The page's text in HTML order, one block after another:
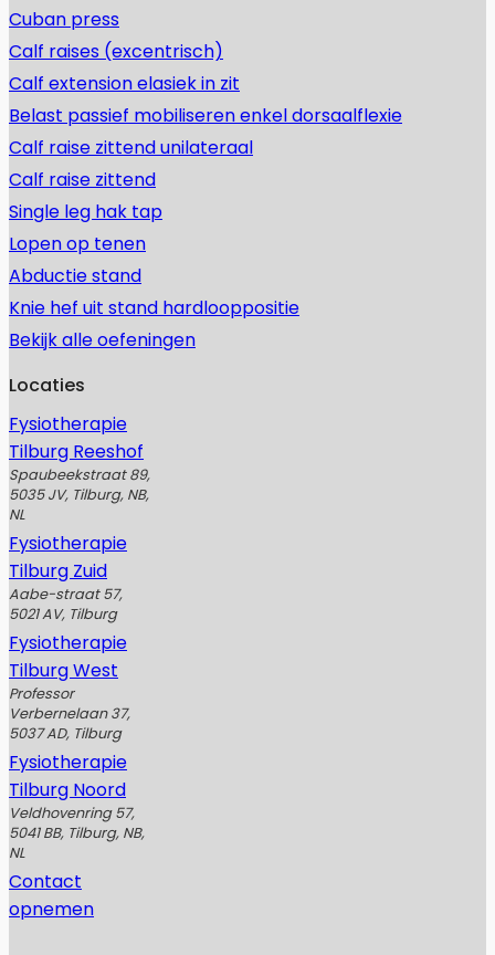
Cuban press
Calf raises (excentrisch)
Calf extension elasiek in zit
Belast passief mobiliseren enkel dorsaalflexie
Calf raise zittend unilateraal
Calf raise zittend
Single leg hak tap
Lopen op tenen
Abductie stand
Knie hef uit stand hardlooppositie
Bekijk alle oefeningen
Locaties
Fysiotherapie
Tilburg Reeshof
Spaubeekstraat 89,
5035 JV, Tilburg, NB,
NL
Fysiotherapie
Tilburg Zuid
Aabe-straat 57,
5021 AV, Tilburg
Fysiotherapie
Tilburg West
Professor
Verbernelaan 37,
5037 AD, Tilburg
Fysiotherapie
Tilburg Noord
Veldhovenring 57,
5041 BB, Tilburg, NB,
NL
Contact
opnemen